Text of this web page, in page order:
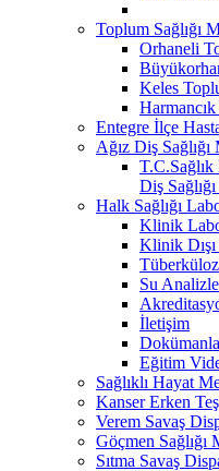
Toplum Sağlığı
Orhaneli
Keles
Entegre İlçe
Ağız Diş
T.C.Sağlık
Diş
Halk Sağlığı
Klinik
Klinik
Su
İletişim
Eğitim
Sağlıklı Hayat
Kanser Erken
Verem Savaş
Göçmen Sağlığı
Sıtma Savaş